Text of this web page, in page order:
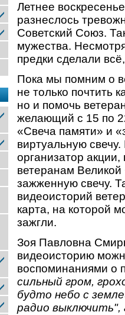
Летнее
разнеслось
Советский Союз.
мужества.
предки сделали
Пока мы помним о
не только почтить
но и помочь
желающий с 15 по
«Свеча памяти» и
виртуальную
организатор
ветеранам
зажженную свечу.
видеоисторий
карта, на которой
зажгли.
Зоя Павловна
видеоисторию
воспоминаниями о
сильный гром,
будто небо с
радио выключить",